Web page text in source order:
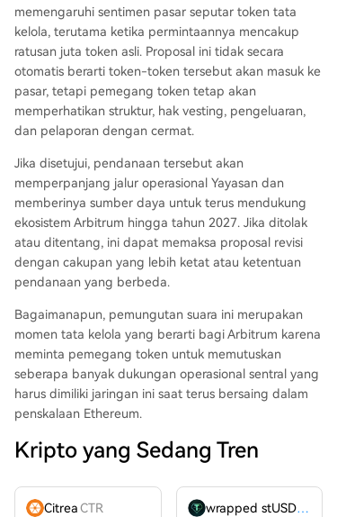
memengaruhi sentimen pasar seputar token tata
kelola, terutama ketika permintaannya mencakup
ratusan juta token asli. Proposal ini tidak secara
otomatis berarti token-token tersebut akan masuk ke
pasar, tetapi pemegang token tetap akan
memperhatikan struktur, hak vesting, pengeluaran,
dan pelaporan dengan cermat.
Jika disetujui, pendanaan tersebut akan
memperpanjang jalur operasional Yayasan dan
memberinya sumber daya untuk terus mendukung
ekosistem Arbitrum hingga tahun 2027. Jika ditolak
atau ditentang, ini dapat memaksa proposal revisi
dengan cakupan yang lebih ketat atau ketentuan
pendanaan yang berbeda.
Bagaimanapun, pemungutan suara ini merupakan
momen tata kelola yang berarti bagi Arbitrum karena
meminta pemegang token untuk memutuskan
seberapa banyak dukungan operasional sentral yang
harus dimiliki jaringan ini saat terus bersaing dalam
penskalaan Ethereum.
Kripto yang Sedang Tren
CitreaCTR wrapped stUSDT